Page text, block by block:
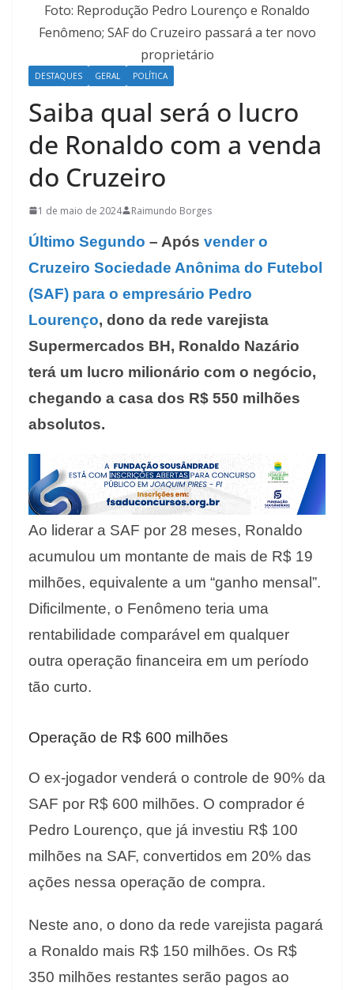
Foto: Reprodução Pedro Lourenço e Ronaldo
Fenômeno; SAF do Cruzeiro passará a ter novo
proprietário
DESTAQUES GERAL POLÍTICA
Saiba qual será o lucro
de Ronaldo com a venda
do Cruzeiro
1 de maio de 2024 Raimundo Borges
Último Segundo – Após vender o
Cruzeiro Sociedade Anônima do Futebol
(SAF) para o empresário Pedro
Lourenço, dono da rede varejista
Supermercados BH, Ronaldo Nazário
terá um lucro milionário com o negócio,
chegando a casa dos R$ 550 milhões
absolutos.
Ao liderar a SAF por 28 meses, Ronaldo
acumulou um montante de mais de R$ 19
milhões, equivalente a um “ganho mensal”.
Dificilmente, o Fenômeno teria uma
rentabilidade comparável em qualquer
outra operação financeira em um período
tão curto.
Operação de R$ 600 milhões
O ex-jogador venderá o controle de 90% da
SAF por R$ 600 milhões. O comprador é
Pedro Lourenço, que já investiu R$ 100
milhões na SAF, convertidos em 20% das
ações nessa operação de compra.
Neste ano, o dono da rede varejista pagará
a Ronaldo mais R$ 150 milhões. Os R$
350 milhões restantes serão pagos ao